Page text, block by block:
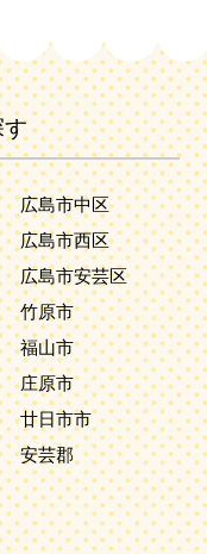
す
広島市中区
広島市西区
広島市安芸区
竹原市
福山市
庄原市
廿日市市
安芸郡